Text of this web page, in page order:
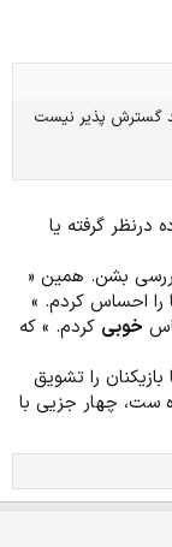
گسترش پذیر نیست
درنظر گرفته یا
بشن. همین «
احساس کردم. »
خوبی کردم. » که
را تشویق
ست، چهار جزیی با